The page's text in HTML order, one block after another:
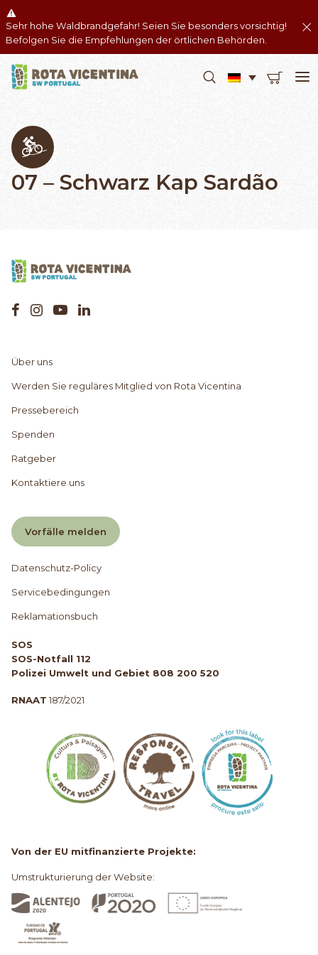
Sehr hohe Waldbrandgefahr! Seien Sie besonders vorsichtig!
Befolgen Sie die Empfehlungen der örtlichen Behörden.
07 – Schwarz Kap Sardão
Über uns
Werden Sie reguläres Mitglied von Rota Vicentina
Pressebereich
Spenden
Ratgeber
Kontaktiere uns
Vorfälle melden
Datenschutz-Policy
Servicebedingungen
Reklamationsbuch
SOS
SOS-Notfall 112
Polizei Umwelt und Gebiet 808 200 520
RNAAT 187/2021
Von der EU mitfinanzierte Projekte:
Umstrukturierung der Website: